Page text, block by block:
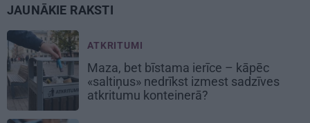
JAUNĀKIE RAKSTI
ATKRITUMI
Maza, bet bīstama ierīce – kāpēc
«saltiņus» nedrīkst izmest sadzīves
atkritumu konteinerā?